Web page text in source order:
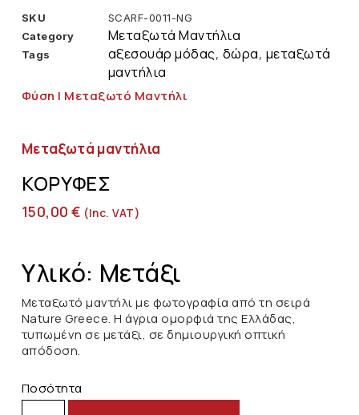
SKU
SCARF-0011-NG
Category
Μεταξωτά Μαντήλια
Tags αξεσουάρ μόδας, δώρα, μεταξωτά
μαντήλια
Φύση | Μεταξωτό Μαντήλι
Μεταξωτά μαντήλια
ΚΟΡΥΦΈΣ
150,00€ (inc. VAT)
Υλικό: Μετάξι
Μεταξωτό μαντήλι με φωτογραφία από τη σειρά
Nature Greece. Η άγρια ομορφιά της Ελλάδας,
τυπωμένη σε μετάξι, σε δημιουργική οπτική
απόδοση.
Ποσότητα